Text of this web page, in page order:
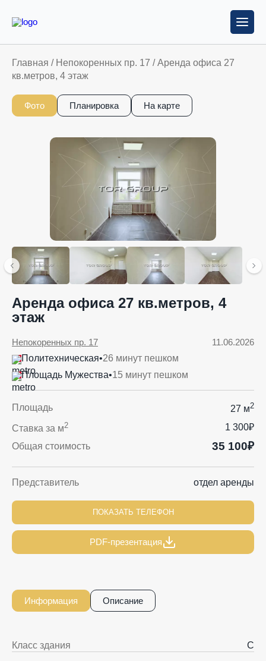
Главная / Непокоренных пр. 17 /Аренда офиса 27
кв.метров, 4 этаж
Фото Планировка На карте
Аренда офиса 27 кв.метров, 4
этаж
11.06.2026
Непокоренных пр. 17
Политехническая•26 минут пешком
Площадь Мужества•15 минут пешком
Площадь 27 м2
Ставка за м2
1 300₽
Общая стоимость
35 100₽
Представитель отдел аренды
ПОКАЗАТЬ ТЕЛЕФОН
PDF-презентация
Информация Описание
Класс здания C